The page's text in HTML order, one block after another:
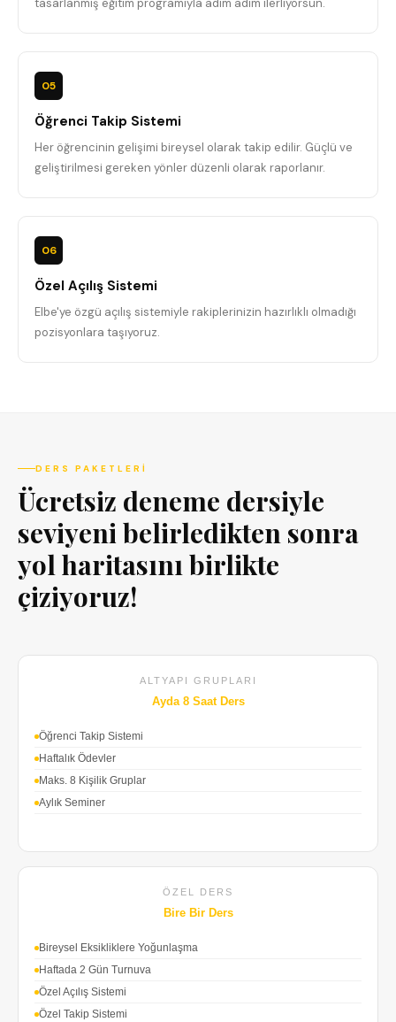
tasarlanmış eğitim programıyla adım adım ilerliyorsun.
05
Öğrenci Takip Sistemi
Her öğrencinin gelişimi bireysel olarak takip edilir. Güçlü ve
geliştirilmesi gereken yönler düzenli olarak raporlanır.
06
Özel Açılış Sistemi
Elbe'ye özgü açılış sistemiyle rakiplerinizin hazırlıklı olmadığı
pozisyonlara taşıyoruz.
DERS PAKETLERI
Ücretsiz deneme dersiyle
seviyeni belirledikten sonra
yol haritasını birlikte
çiziyoruz!
ALTYAPI GRUPLARI
Ayda 8 Saat Ders
Öğrenci Takip Sistemi
Haftalık Ödevler
Maks. 8 Kişilik Gruplar
Aylık Seminer
ÖZEL DERS
Bire Bir Ders
Bireysel Eksikliklere Yoğunlaşma
Haftada 2 Gün Turnuva
Özel Açılış Sistemi
Özel Takip Sistemi